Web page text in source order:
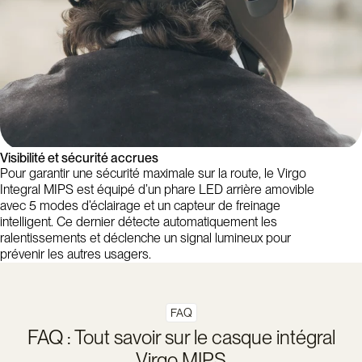
Visibilité et sécurité accrues
Pour garantir une sécurité maximale sur la route, le Virgo
Integral MIPS est équipé d’un phare LED arrière amovible
avec 5 modes d’éclairage et un capteur de freinage
intelligent. Ce dernier détecte automatiquement les
ralentissements et déclenche un signal lumineux pour
prévenir les autres usagers.
FAQ
FAQ : Tout savoir sur le casque intégral